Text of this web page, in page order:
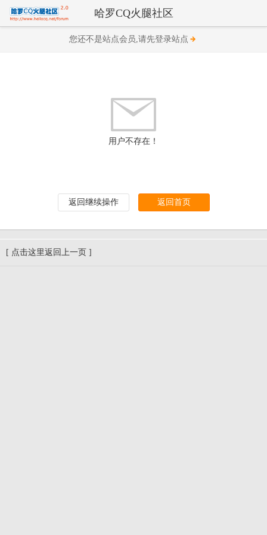
哈罗CQ火腿社区
您还不是站点会员,请先登录站点
用户不存在！
返回继续操作 返回首页
[ 点击这里返回上一页 ]